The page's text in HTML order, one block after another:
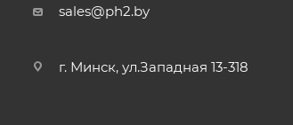
sales@ph2.by
г. Минск, ул.Западная 13-318